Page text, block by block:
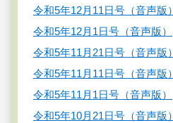
令和5年12月11日号（音声版）
令和5年12月1日号（音声版）
令和5年11月21日号（音声版）
令和5年11月11日号（音声版）
令和5年11月1日号（音声版）
令和5年10月21日号（音声版）